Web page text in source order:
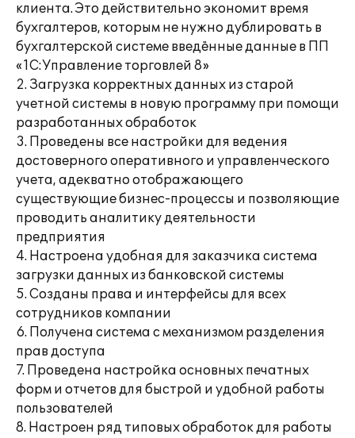
клиента. Это действительно экономит время
бухгалтеров, которым не нужно дублировать в
бухгалтерской системе введённые данные в ПП
«1С:Управление торговлей 8»
2. Загрузка корректных данных из старой
учетной системы в новую программу при помощи
разработанных обработок
3. Проведены все настройки для ведения
достоверного оперативного и управленческого
учета, адекватно отображающего
существующие бизнес-процессы и позволяющие
проводить аналитику деятельности
предприятия
4. Настроена удобная для заказчика система
загрузки данных из банковской системы
5. Созданы права и интерфейсы для всех
сотрудников компании
6. Получена система с механизмом разделения
прав доступа
7. Проведена настройка основных печатных
форм и отчетов для быстрой и удобной работы
пользователей
8. Настроен ряд типовых обработок для работы